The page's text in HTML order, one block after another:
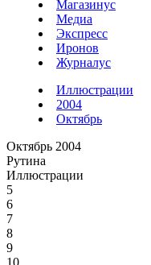
Магазинус
Медиа
Экспресс
Иронов
Журналус
Иллюстрации
2004
Октябрь
Октябрь 2004
Рутина
Иллюстрации
5
6
7
8
9
10